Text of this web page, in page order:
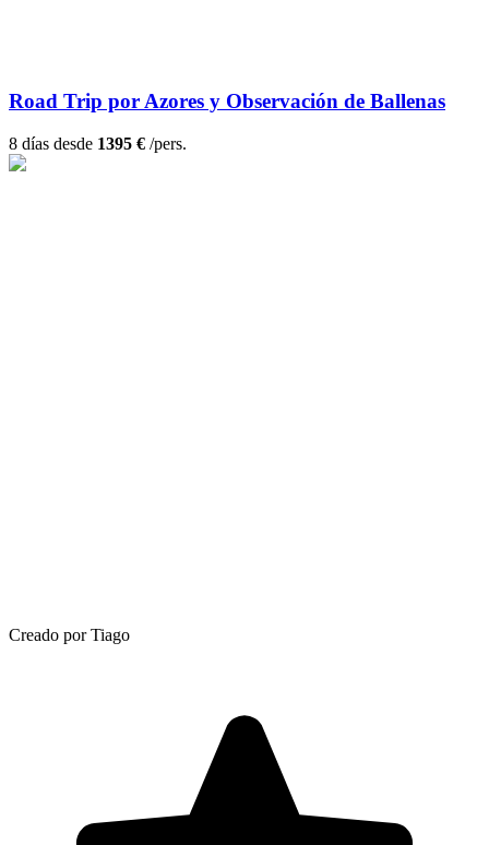
Road Trip por Azores y Observación de Ballenas
8 días desde 1395 € /pers.
Creado por Tiago